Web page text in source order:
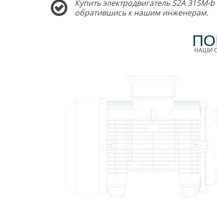
Купить электродвигатель S2A
обратившись к нашим инженерам.
НАШИ